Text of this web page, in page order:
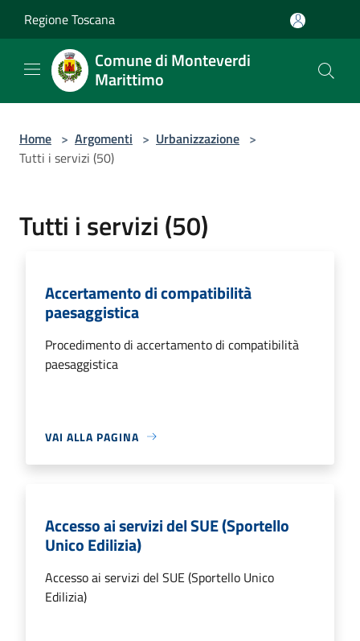
Regione Toscana
Comune di Monteverdi
Marittimo
Home > Argomenti > Urbanizzazione >
Tutti i servizi (50)
Tutti i servizi (50)
Accertamento di compatibilità
paesaggistica
Procedimento di accertamento di compatibilità
paesaggistica
VAI ALLA PAGINA
Accesso ai servizi del SUE (Sportello
Unico Edilizia)
Accesso ai servizi del SUE (Sportello Unico
Edilizia)